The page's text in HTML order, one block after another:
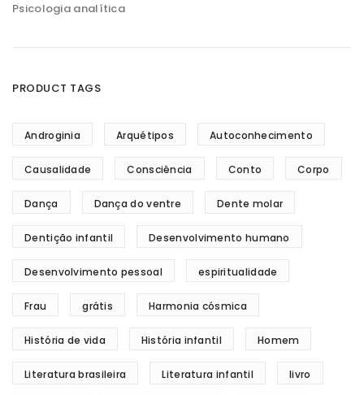
Psicologia analítica
PRODUCT TAGS
Androginia Arquétipos Autoconhecimento
Causalidade Consciência Conto Corpo
Dança Dança do ventre Dente molar
Dentição infantil Desenvolvimento humano
Desenvolvimento pessoal espiritualidade
Frau grátis Harmonia cósmica
História de vida História infantil Homem
Literatura brasileira Literatura infantil livro